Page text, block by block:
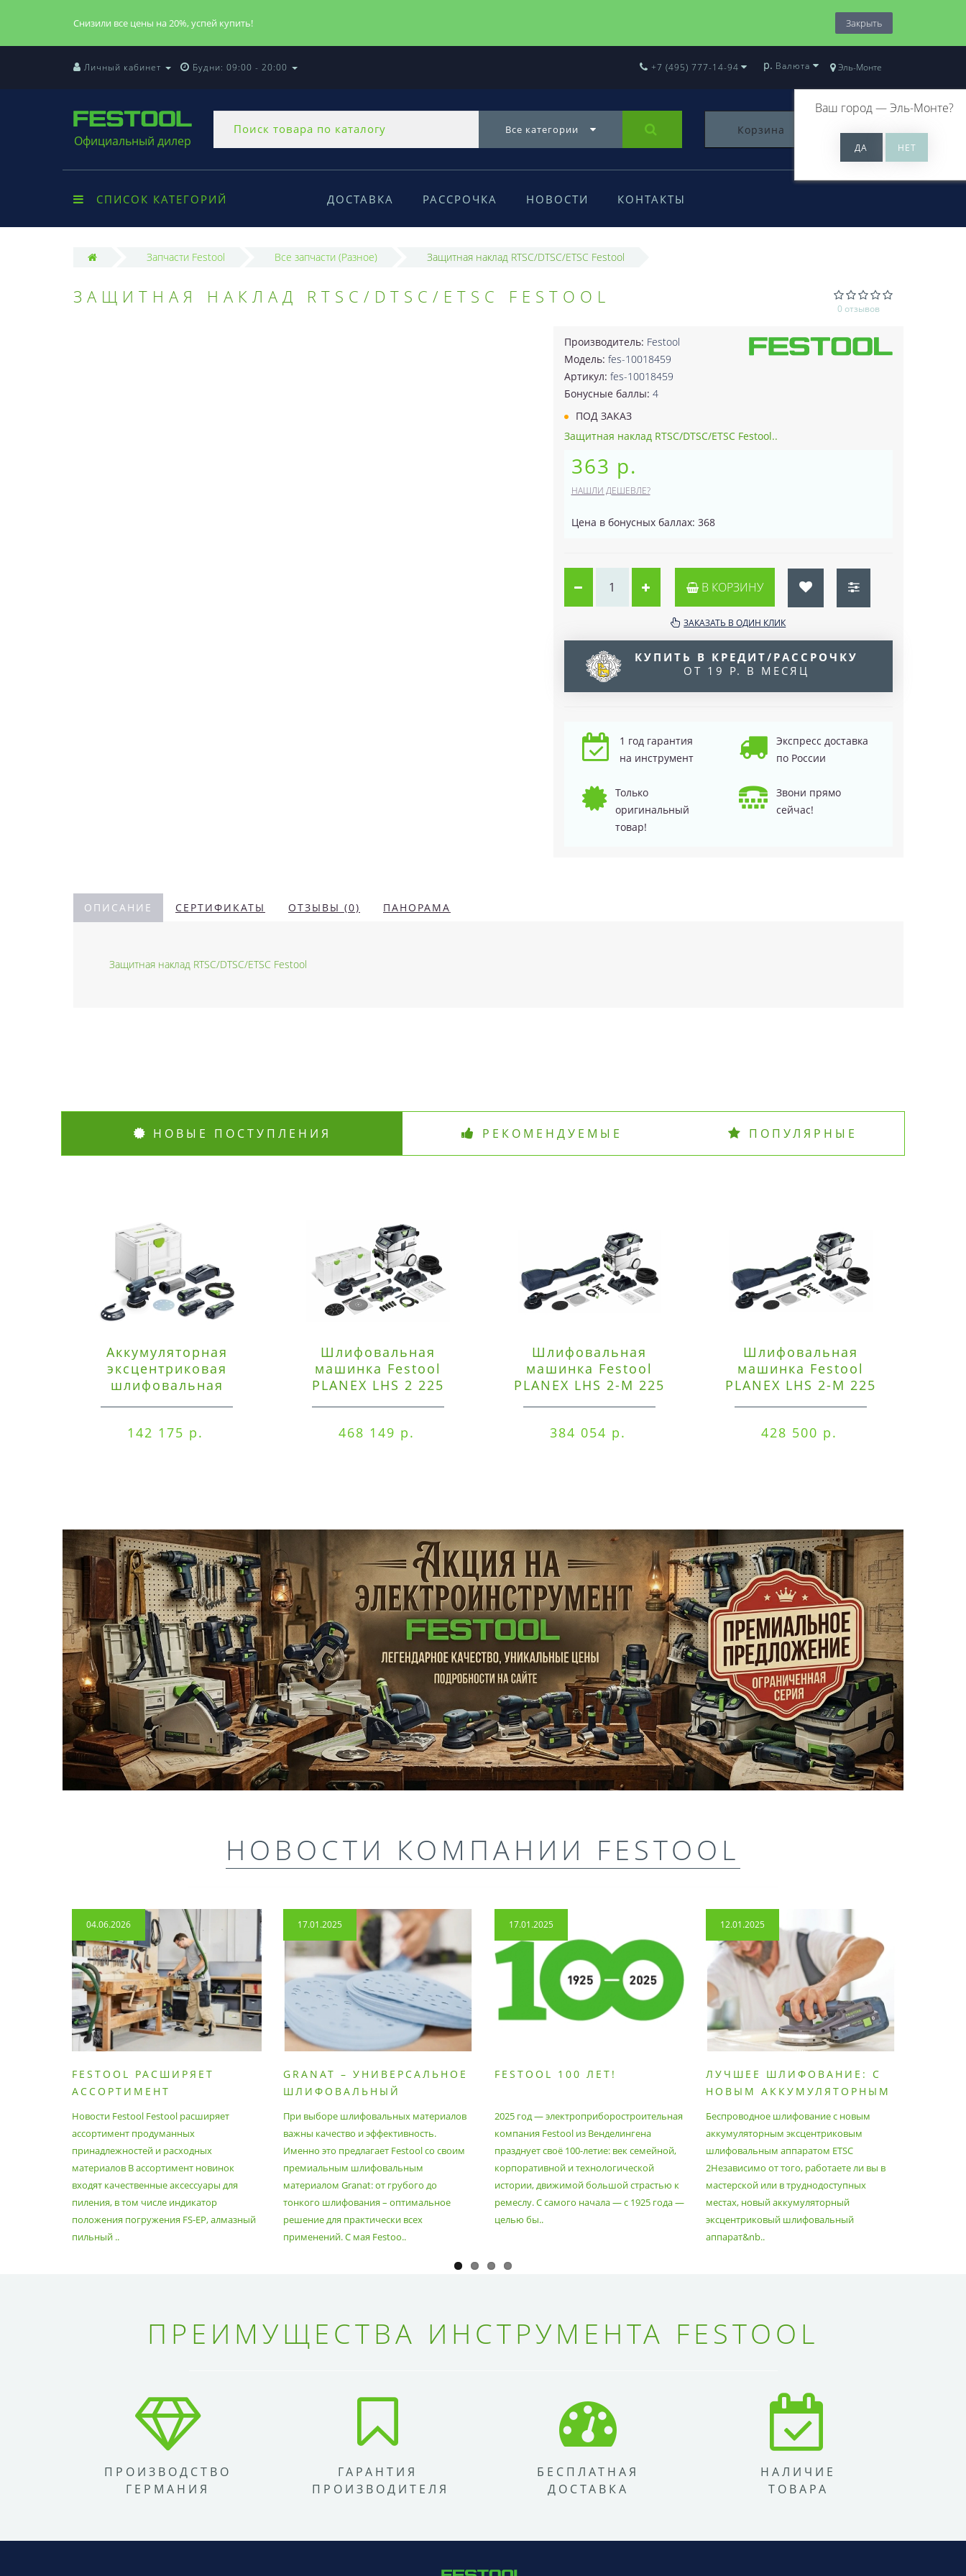
Снизили все цены на 20%, успей купить! Закрыть
Личный кабинет Будни: 09:00 - 20:00 Эль-Монте
Ваш город —Эль-Монте?
+7 (495) 777-14-94 р. Валюта
Официальный дилер
Все категории Корзина 0
СПИСОК КАТЕГОРИЙ ДОСТАВКА РАССРОЧКА НОВОСТИ КОНТАКТЫ
Запчасти Festool Все запчасти (Разное) Защитная наклад RTSC/DTSC/ETSC Festool
ЗАЩИТНАЯ НАКЛАД RTSC/DTSC/ETSC FESTOOL
0 отзывов
Производитель: Festool
Модель: fes-10018459
Артикул: fes-10018459
Бонусные баллы: 4
ПОД ЗАКАЗ
Защитная наклад RTSC/DTSC/ETSC Festool..
363 р.
НАШЛИ ДЕШЕВЛЕ?
Цена в бонусных баллах: 368
В КОРЗИНУ
ЗАКАЗАТЬ В ОДИН КЛИК
КУПИТЬ В КРЕДИТ/РАССРОЧКУ
ОТ 19 Р. В МЕСЯЦ
1 год гарантия
на инструмент
Экспресс доставка
по России
Только
оригинальный
товар!
Звони прямо
сейчас!
ОПИСАНИЕ СЕРТИФИКАТЫ ОТЗЫВЫ (0) ПАНОРАМА
Защитная наклад RTSC/DTSC/ETSC Festool
НОВЫЕ ПОСТУПЛЕНИЯ РЕКОМЕНДУЕМЫЕ ПОПУЛЯРНЫЕ
Аккумуляторная
эксцентриковая
шлифовальная
142 175 р.
Шлифовальная
машинка Festool
PLANEX LHS 2 225
468 149 р.
Шлифовальная
машинка Festool
PLANEX LHS 2-M 225
384 054 р.
Шлифовальная
машинка Festool
PLANEX LHS 2-M 225
428 500 р.
НОВОСТИ КОМПАНИИ FESTOOL
04.06.2026
FESTOOL РАСШИРЯЕТ
АССОРТИМЕНТ
ПРИНАДЛЕЖНОСТЕЙ И
РАСХОДНЫХ МАТЕРИАЛОВ
Новости Festool Festool расширяет
ассортимент продуманных
принадлежностей и расходных
материалов В ассортимент новинок
входят качественные аксессуары для
пиления, в том числе индикатор
положения погружения FS-EP, алмазный
пильный ..
17.01.2025
GRANAT – УНИВЕРСАЛЬНОЕ
ШЛИФОВАЛЬНЫЙ
При выборе шлифовальных материалов
важны качество и эффективность.
Именно это предлагает Festool со своим
премиальным шлифовальным
материалом Granat: от грубого до
тонкого шлифования – оптимальное
решение для практически всех
применений. С мая Festoo..
17.01.2025
FESTOOL 100 ЛЕТ!
2025 год — электроприборостроительная
компания Festool из Венделингена
празднует своё 100-летие: век семейной,
корпоративной и технологической
истории, движимой большой страстью к
ремеслу. С самого начала — с 1925 года —
целью бы..
12.01.2025
ЛУЧШЕЕ ШЛИФОВАНИЕ: С
НОВЫМ АККУМУЛЯТОРНЫМ
АППАРАТОМ ETSC2
Беспроводное шлифование с новым
аккумуляторным эксцентриковым
шлифовальным аппаратом ETSC
2Независимо от того, работаете ли вы в
мастерской или в труднодоступных
местах, новый аккумуляторный
эксцентриковый шлифовальный
аппарат&nb..
ПРЕИМУЩЕСТВА ИНСТРУМЕНТА FESTOOL
ПРОИЗВОДСТВО
ГЕРМАНИЯ
ГАРАНТИЯ
ПРОИЗВОДИТЕЛЯ
БЕСПЛАТНАЯ
ДОСТАВКА
НАЛИЧИЕ
ТОВАРА